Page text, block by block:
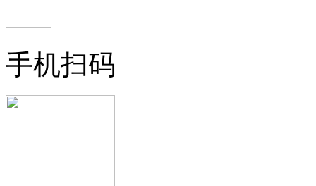
手机扫码